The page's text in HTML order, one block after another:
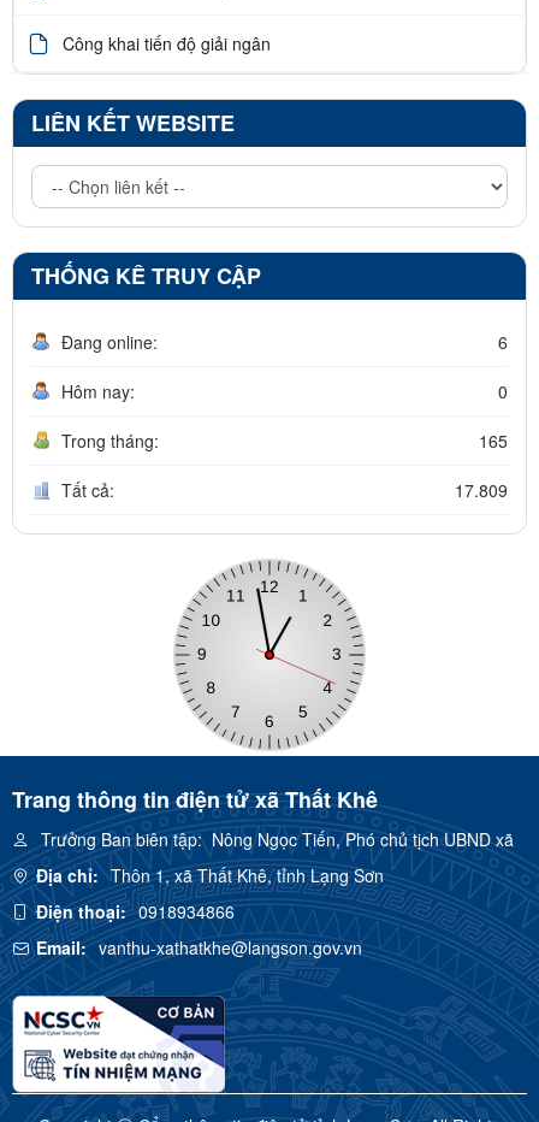
Công khai tiến độ giải ngân
LIÊN KẾT WEBSITE
THỐNG KÊ TRUY CẬP
Đang online: 6
Hôm nay: 0
Trong tháng: 165
Tất cả: 17.809
Trang thông tin điện tử xã Thất Khê
Trưởng Ban biên tập:Nông Ngọc Tiến, Phó chủ tịch UBND xã
Địa chỉ: Thôn 1, xã Thất Khê, tỉnh Lạng Sơn
Điện thoại: 0918934866
Email: vanthu-xathatkhe@langson.gov.vn